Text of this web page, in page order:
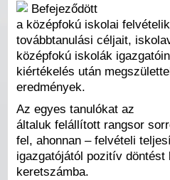
Befejeződött
a középfokú iskolai
továbbtanulási céljait,
középfokú iskolák
kiértékelés után
eredmények.
Az egyes tanulókat az
általuk felállított rangsor
fel, ahonnan – felvételi
igazgatójától pozitív
keretszámba.